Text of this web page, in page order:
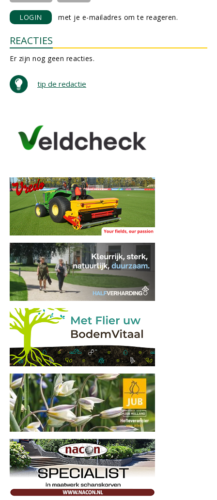
LOGIN met je e-mailadres om te reageren.
REACTIES
Er zijn nog geen reacties.
tip de redactie